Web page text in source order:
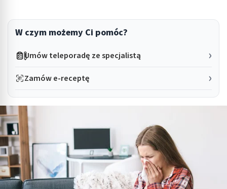
W czym możemy Ci pomóc?
Umów teleporadę ze specjalistą
Zamów e-receptę